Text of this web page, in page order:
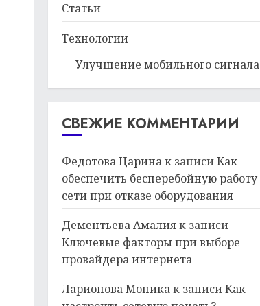
Статьи
Технологии
Улучшение мобильного сигнала
СВЕЖИЕ КОММЕНТАРИИ
Федотова Царинак записиКак
обеспечить бесперебойную работу
сети при отказе оборудования
Дементьева Амалияк записи
Ключевые факторы при выборе
провайдера интернета
Ларионова Моникак записиКак